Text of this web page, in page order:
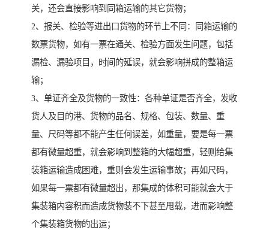
关，还会直接影响到同箱运输的其它货物；
2、报关、检验等进出口货物的环节上不同：同箱运输的
数票货物，如有一票在通关、检验方面发生问题，包括
漏检、漏验项目，时间的延误，就会影响拼成的整箱运
输；
3、单证齐全及货物的一致性：各种单证是否齐全，发收
货人及目的港、货物的品名、规格、包装、数量、重
量、尺码等都不能产生任何误差，如重量，要是每一票
都有微量超重，就会影响到整箱的大幅超重，轻则给集
装箱运输造成困难，重则会发生运输事故；再如尺码，
如果每一票都有微量超出，那集成的体积可能就会大于
集装箱内容积而造成货物装不下甚至甩载，进而影响整
个集装箱货物的出运；